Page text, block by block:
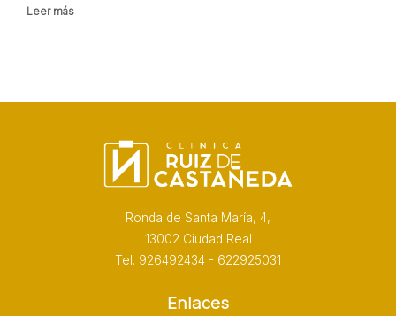
Leer más
Ronda de Santa María, 4,
13002 Ciudad Real
Tel. 926492434 - 622925031
Enlaces